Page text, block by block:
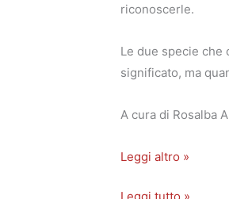
riconoscerle.
Le due specie che
significato, ma
A cura di Rosalba
Leggi altro »